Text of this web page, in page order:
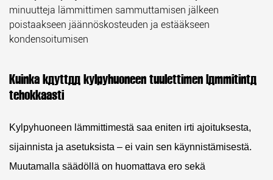
minuutteja lämmittimen sammuttamisen jälkeen
poistaakseen jäännöskosteuden ja estääkseen
kondensoitumisen
Kuinka käyttää kylpyhuoneen tuulettimen lämmitintä
tehokkaasti
Kylpyhuoneen lämmittimestä saa eniten irti ajoituksesta,
sijainnista ja asetuksista – ei vain sen käynnistämisestä.
Muutamalla säädöllä on huomattava ero sekä